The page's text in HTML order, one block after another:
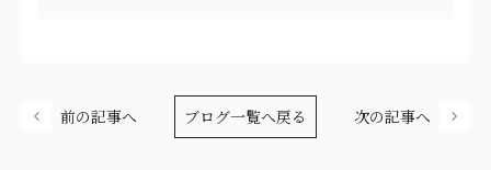
前の記事へ ブログ一覧へ戻る 次の記事へ